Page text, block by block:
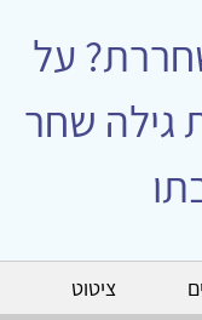
על
גילה שחר
ציטוט